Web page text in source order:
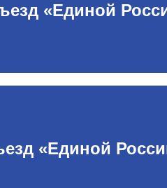
«Единой
«Единой